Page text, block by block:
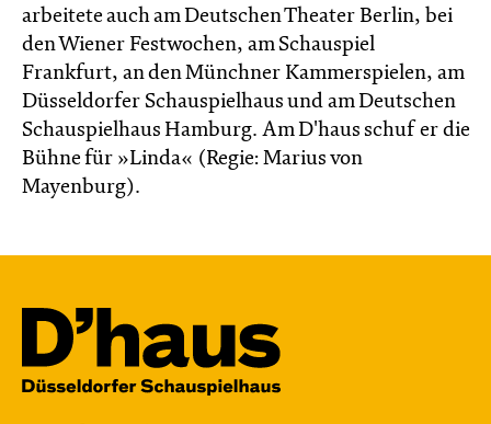
arbeitete auch am Deutschen Theater Berlin, bei
den Wiener Festwochen, am Schauspiel
Frankfurt, an den Münchner Kammerspielen, am
Düsseldorfer Schauspielhaus und am Deutschen
Schauspielhaus Hamburg. Am D'haus schuf er die
Bühne für »Linda« (Regie: Marius von
Mayenburg).